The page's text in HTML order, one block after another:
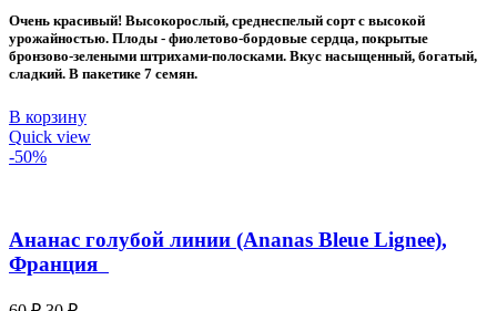
составляла
60 ₽.
30 ₽.
Очень красивый! Высокорослый, среднеспелый сорт с высокой
урожайностью. Плоды - фиолетово-бордовые сердца, покрытые
бронзово-зелеными штрихами-полосками. Вкус насыщенный, богатый,
сладкий. В пакетике 7 семян.
В корзину
Quick view
-50%
Ананас голубой линии (Ananas Bleue Lignee),
Франция
Первоначальная
Текущая